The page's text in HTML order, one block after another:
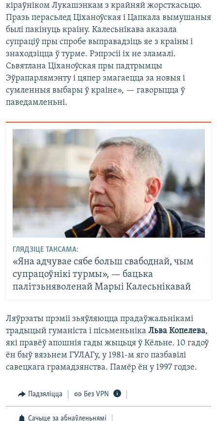
кіраўніком Лукашэнкам з крайняй жорсткасьцю.
Празь перасьлед Ціханоўская і Цапкала вымушаныя
былі пакінуць краіну. Калесьнікава аказала
супраціў пры спробе выправадзіць яе з краіны і
знаходзіцца ў турме. Рэпрэсіі іх не зламалі.
Сьвятлана Ціханоўская пры падтрымцы
Эўрапарлямэнту і цяпер змагаецца за новыя і
сумленныя выбары ў краіне», — гаворыцца ў
паведамленьні.
ГЛЯДЗІЦЕ ТАКСАМА:
«Яна адчувае сябе больш свабоднай, чым
супрацоўнікі турмы», — бацька
палітзьняволенай Марыі Калесьнікавай
Ляўрэаты прэміі зьяўляюцца прадаўжальнікамі
традыцый гуманіста і пісьменьніка Льва Копелева,
які правёў апошнія гады жыцьця ў Кёльне. 10 гадоў
ён быў вязьнем ГУЛАГу, у 1981-м яго пазбавілі
савецкага грамадзянства. Памёр ён у 1997 годзе.
Падзяліцца Без VPN
Сачыце за абнаўленьнямі